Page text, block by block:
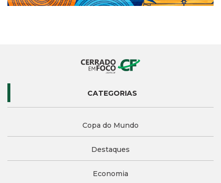
CATEGORIAS
Copa do Mundo
Destaques
Economia